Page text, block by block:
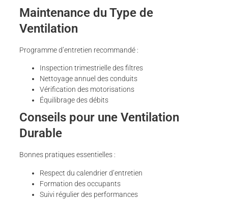
Maintenance du Type de
Ventilation
Programme d’entretien recommandé :
Inspection trimestrielle des filtres
Nettoyage annuel des conduits
Vérification des motorisations
Équilibrage des débits
Conseils pour une Ventilation
Durable
Bonnes pratiques essentielles :
Respect du calendrier d’entretien
Formation des occupants
Suivi régulier des performances